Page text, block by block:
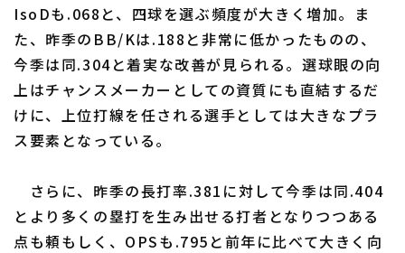
IsoDも.068と、四球を選ぶ頻度が大きく増加。ま
た、昨季のBB/Kは.188と非常に低かったものの、
今季は同.304と着実な改善が見られる。選球眼の向
上はチャンスメーカーとしての資質にも直結するだ
けに、上位打線を任される選手としては大きなプラ
ス要素となっている。
さらに、昨季の長打率.381に対して今季は同.404
とより多くの塁打を生み出せる打者となりつつある
点も頼もしく、OPSも.795と前年に比べて大きく向